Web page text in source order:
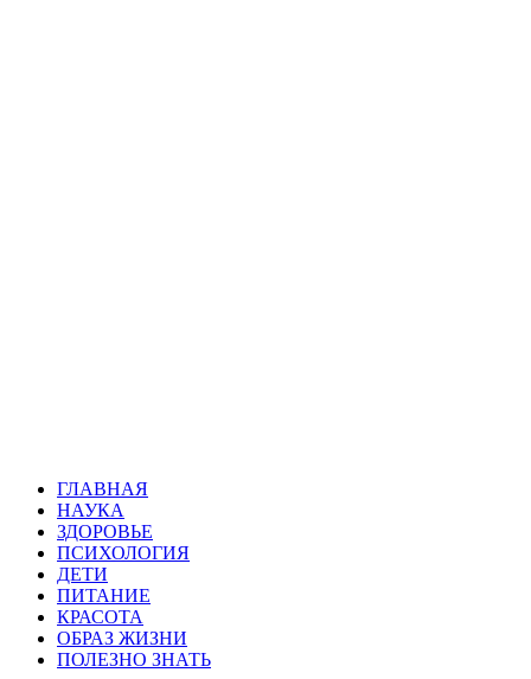
ГЛАВНАЯ
НАУКА
ЗДОРОВЬЕ
ПСИХОЛОГИЯ
ДЕТИ
ПИТАНИЕ
КРАСОТА
ОБРАЗ ЖИЗНИ
ПОЛЕЗНО ЗНАТЬ